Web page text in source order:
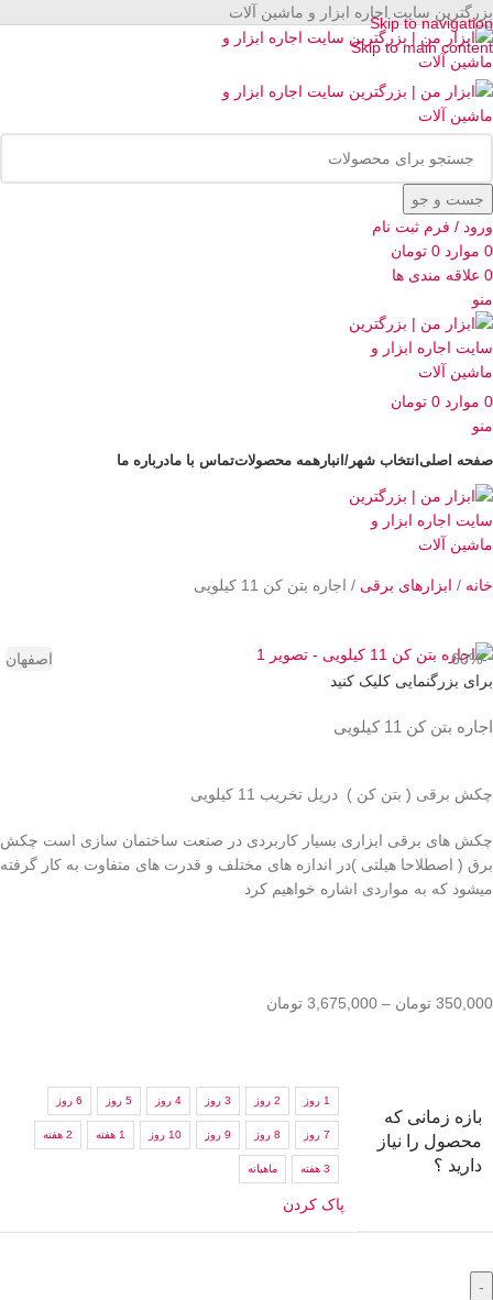
Skip to navigation
Skip to main content
بزرگترین سایت اجاره ابزار و ماشین آلات
جست و جو
ورود / فرم ثبت نام
0 موارد 0 تومان
0 علاقه مندی ها
منو
0 موارد 0 تومان
منو
صفحه اصلی انتخاب شهر/انبار همه محصولاتتماس با مادرباره ما
خانه ابزارهای برقی اجاره بتن کن 11 کیلویی
-60%
اصفهان
برای بزرگنمایی کلیک کنید
اجاره بتن کن 11 کیلویی
چکش برقی ( بتن کن ) دریل تخریب 11 کیلویی
چکش های برقی ابزاری بسیار کاربردی در صنعت ساختمان سازی است چکش
برق ( اصطلاحا هیلتی )در اندازه های مختلف و قدرت های متفاوت به کار گرفته
میشود که به مواردی اشاره خواهیم کرد
350,000 تومان –
3,675,000 تومان
بازه زمانی که
محصول را نیاز
دارید ؟
1 روز 2 روز 3 روز 4 روز 5 روز 6 روز
7 روز 8 روز 9 روز 10 روز 1 هفته 2 هفته
3 هفته ماهیانه
پاک کردن